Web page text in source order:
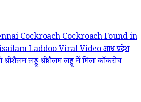
CockroachCockroach Found in
LaddooViral Videoआंध्र प्रदेश
श्रीशैलम लड्डूश्रीशैलम लड्डू में मिला कॉकरोच